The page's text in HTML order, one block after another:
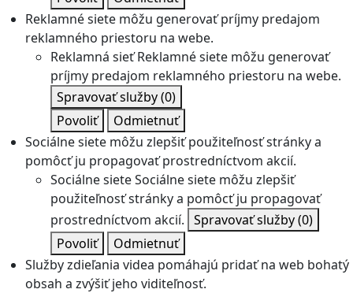
Reklamné siete môžu generovať príjmy predajom
reklamného priestoru na webe.
Reklamná sieť Reklamné siete môžu generovať
príjmy predajom reklamného priestoru na webe.
Spravovať služby(0)
Povoliť
Odmietnuť
Sociálne siete môžu zlepšiť použiteľnosť stránky a
pomôcť ju propagovať prostredníctvom akcií.
Sociálne sieteSociálne siete môžu zlepšiť
použiteľnosť stránky a pomôcť ju propagovať
prostredníctvom akcií. Spravovať služby(0)
Povoliť
Odmietnuť
Služby zdieľania videa pomáhajú pridať na web bohatý
obsah a zvýšiť jeho viditeľnosť.